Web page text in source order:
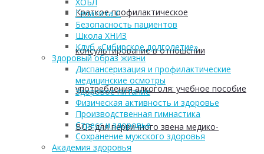
Краткое профилактическое
консультирование в отношении
употребления алкоголя: учебное пособие
ВОЗ для первичного звена медико-
ХОБЛ
Гепатита С
Безопасность пациентов
Школа ХНИЗ
Клуб «Сибирское долголетие»
Здоровый образ жизни
Диспансеризация и профилактические
медицинские осмотры
Здоровое питание
Физическая активность и здоровье
Производственная гимнастика
Стресс и здоровье
Сохранение мужского здоровья
Академия здоровья